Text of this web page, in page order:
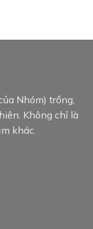
Nhóm) trồng,
Không chỉ là
khác.